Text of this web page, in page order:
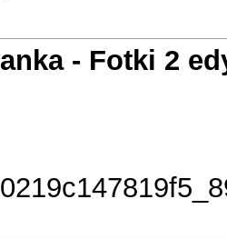
- Fotki 2